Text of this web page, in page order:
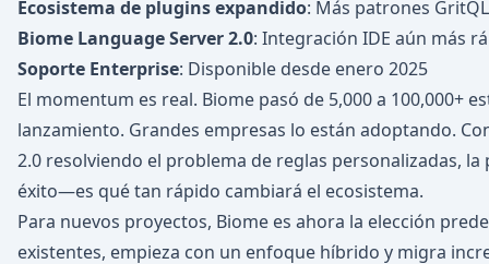
Ecosistema de plugins expandido: Más patrones
Biome Language Server 2.0: Integración IDE aún más
Soporte Enterprise: Disponible desde enero 2025
El momentum es real. Biome pasó de 5,000 a 100,000+
lanzamiento. Grandes empresas lo están adoptando.
2.0 resolviendo el problema de reglas personalizadas,
éxito—es qué tan rápido cambiará el ecosistema.
Para nuevos proyectos, Biome es ahora la elección
existentes, empieza con un enfoque híbrido y migra